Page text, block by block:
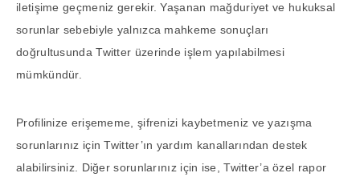
iletişime geçmeniz gerekir. Yaşanan mağduriyet ve hukuksal
sorunlar sebebiyle yalnızca mahkeme sonuçları
doğrultusunda Twitter üzerinde işlem yapılabilmesi
mümkündür.
Profilinize erişememe, şifrenizi kaybetmeniz ve yazışma
sorunlarınız için Twitter’ın yardım kanallarından destek
alabilirsiniz. Diğer sorunlarınız için ise, Twitter’a özel rapor